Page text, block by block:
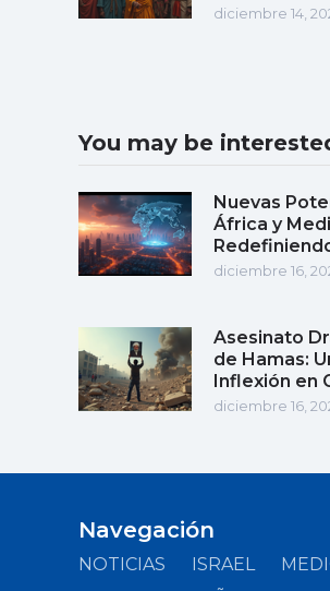
diciembre 14,
You may be
Nuevas
África y
diciembre 16,
Asesinato
de Hamas:
Inflexión en
diciembre 16,
Navegación
NOTICIAS ISRAEL